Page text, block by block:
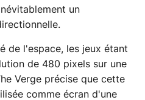
un
de l'espace, les jeux étant
de 480 pixels sur une
Verge précise que cette
comme écran d'une